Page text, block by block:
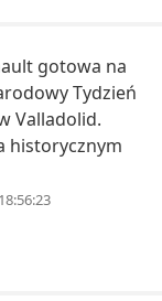
gotowa na
Tydzień
Valladolid.
historycznym